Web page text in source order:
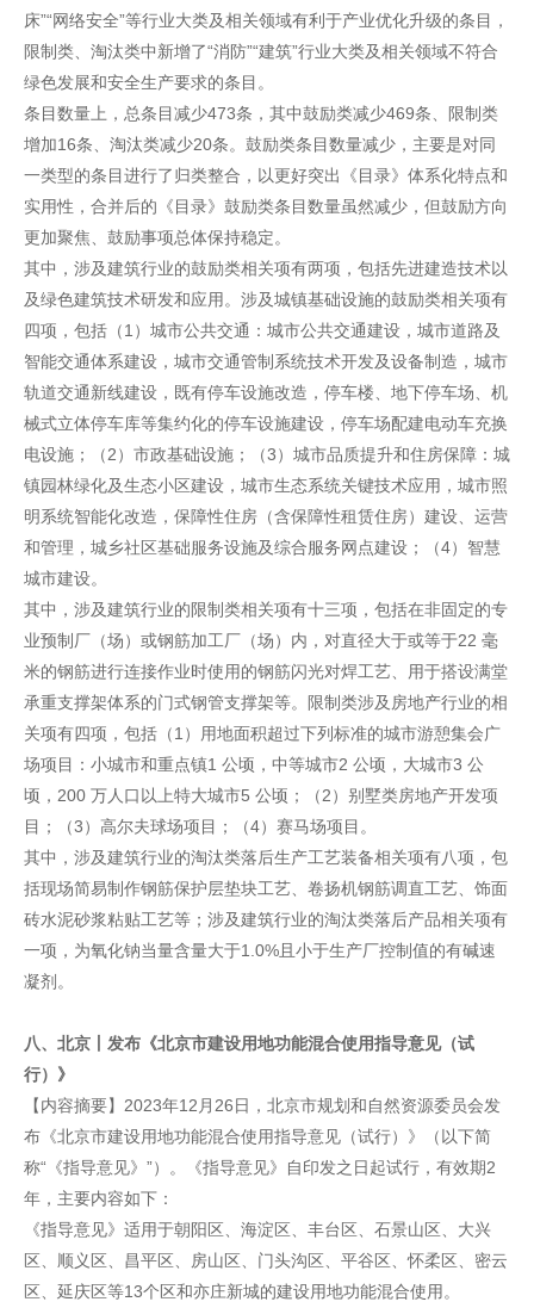
床”“网络安全”等行业大类及相关领域有利于产业优化升级的条目，
限制类、淘汰类中新增了“消防”“建筑”行业大类及相关领域不符合
绿色发展和安全生产要求的条目。
条目数量上，总条目减少473条，其中鼓励类减少469条、限制类
增加16条、淘汰类减少20条。鼓励类条目数量减少，主要是对同
一类型的条目进行了归类整合，以更好突出《目录》体系化特点和
实用性，合并后的《目录》鼓励类条目数量虽然减少，但鼓励方向
更加聚焦、鼓励事项总体保持稳定。
其中，涉及建筑行业的鼓励类相关项有两项，包括先进建造技术以
及绿色建筑技术研发和应用。涉及城镇基础设施的鼓励类相关项有
四项，包括（1）城市公共交通：城市公共交通建设，城市道路及
智能交通体系建设，城市交通管制系统技术开发及设备制造，城市
轨道交通新线建设，既有停车设施改造，停车楼、地下停车场、机
械式立体停车库等集约化的停车设施建设，停车场配建电动车充换
电设施；（2）市政基础设施；（3）城市品质提升和住房保障：城
镇园林绿化及生态小区建设，城市生态系统关键技术应用，城市照
明系统智能化改造，保障性住房（含保障性租赁住房）建设、运营
和管理，城乡社区基础服务设施及综合服务网点建设；（4）智慧
城市建设。
其中，涉及建筑行业的限制类相关项有十三项，包括在非固定的专
业预制厂（场）或钢筋加工厂（场）内，对直径大于或等于22 毫
米的钢筋进行连接作业时使用的钢筋闪光对焊工艺、用于搭设满堂
承重支撑架体系的门式钢管支撑架等。限制类涉及房地产行业的相
关项有四项，包括（1）用地面积超过下列标准的城市游憩集会广
场项目：小城市和重点镇1 公顷，中等城市2 公顷，大城市3 公
顷，200 万人口以上特大城市5 公顷；（2）别墅类房地产开发项
目；（3）高尔夫球场项目；（4）赛马场项目。
其中，涉及建筑行业的淘汰类落后生产工艺装备相关项有八项，包
括现场简易制作钢筋保护层垫块工艺、卷扬机钢筋调直工艺、饰面
砖水泥砂浆粘贴工艺等；涉及建筑行业的淘汰类落后产品相关项有
一项，为氧化钠当量含量大于1.0%且小于生产厂控制值的有碱速
凝剂。
八、北京丨发布《北京市建设用地功能混合使用指导意见（试
行）》
【内容摘要】2023年12月26日，北京市规划和自然资源委员会发
布《北京市建设用地功能混合使用指导意见（试行）》（以下简
称“《指导意见》”）。《指导意见》自印发之日起试行，有效期2
年，主要内容如下：
《指导意见》适用于朝阳区、海淀区、丰台区、石景山区、大兴
区、顺义区、昌平区、房山区、门头沟区、平谷区、怀柔区、密云
区、延庆区等13个区和亦庄新城的建设用地功能混合使用。